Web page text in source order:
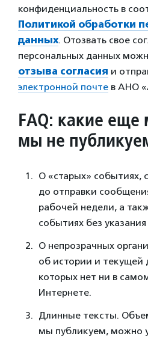
конфиденциальность в
Политикой обработки
данных. Отозвать свое
персональных данных
отзыва согласия и
электронной почте в АНО
FAQ: какие еще
мы не
О «старых» событиях,
до отправки
рабочей недели, а
событиях без указания
О непрозрачных
об истории и текущей
которых нет ни в
Интернете.
Длинные тексты.
мы публикуем, можно